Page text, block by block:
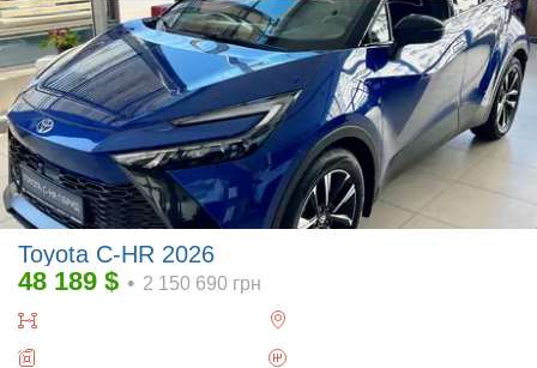
Toyota C-HR 2026
48 189 $ • 2 150 690 грн